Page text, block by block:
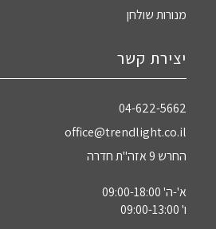
מנורות שולחן
יצירת קשר
04-622-5662‏
office@trendlight.co.il
החרש 9 אזה"ת חדרה
א'-ה' 09:00-18:00
ו' 09:00-13:00